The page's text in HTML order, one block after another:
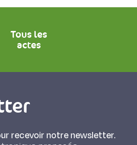
Tous les
actes
recevoir notre newsletter.